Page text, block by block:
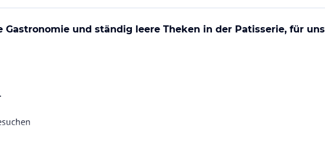
Gastronomie und ständig leere Theken in der Patisserie, für uns